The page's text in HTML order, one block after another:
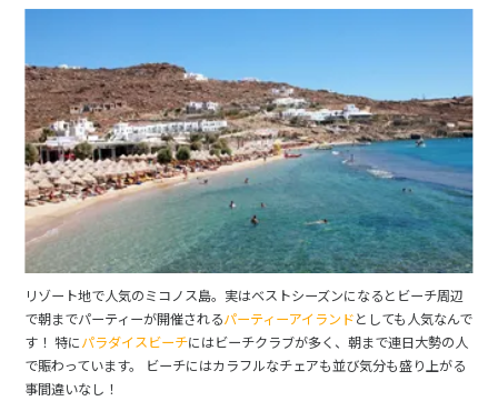
リゾート地で人気のミコノス島。実はベストシーズンになるとビーチ周辺
で朝までパーティーが開催されるパーティーアイランドとしても人気なんで
す！ 特にパラダイスビーチにはビーチクラブが多く、朝まで連日大勢の人
で賑わっています。 ビーチにはカラフルなチェアも並び気分も盛り上がる
事間違いなし！